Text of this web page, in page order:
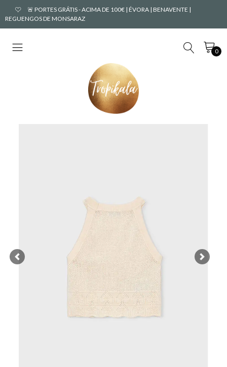
🚨 PORTES GRÁTIS - ACIMA DE 100€ | ÉVORA | BENAVENTE |
REGUENGOS DE MONSARAZ
0
Previous Next